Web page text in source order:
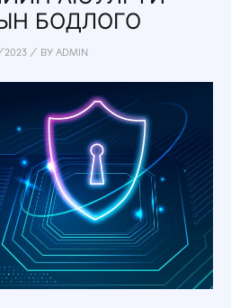
БОДЛОГО
/ BY ADMIN